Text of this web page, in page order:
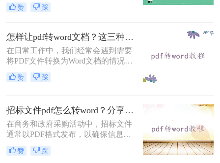
转换为Word文档格式的方法，帮助您
轻松应对各种需求。
或缺的文件格式。然而，在处理大型
为Word格式以便进行编辑和修改。那
么pdf大文件如何转word呢？本文将详
细介绍几种将PDF大文件转换为Word
文档的方法，帮助您更高效地完成工
作。
赞 踩
怎样让pdf转word文档？这三种方法教会你！
在日常工作中，我们经常会遇到需要
将PDF文件转换为Word文档的情况，
以便于进一步编辑和使用。无论是合
同、报告还是其他类型的文档，将其
档呢？本文将介绍几种简单有效的方
法来帮助您完成这项任务。
赞 踩
招标文件pdf怎么转word？分享二个高效方法！
在商务和政府采购活动中，招标文件
通常以PDF格式发布，以确保信息的
完整性和安全性。然而，对于需要编
辑、修改或重新排版招标文件的用户
赞 踩